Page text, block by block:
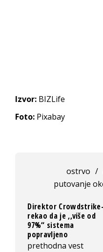
Izvor: BIZLife
Foto: Pixabay
ostrvo /
putovanje
Direktor
rekao da je ,,više od
97%“ sistema
popravljeno
prethodna vest